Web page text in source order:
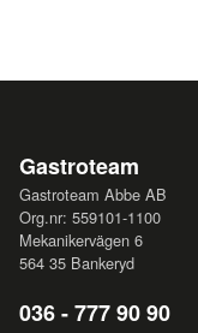
Gastroteam
Gastroteam Abbe AB
Org.nr: 559101-1100
Mekanikervägen 6
564 35 Bankeryd
036 - 777 90 90